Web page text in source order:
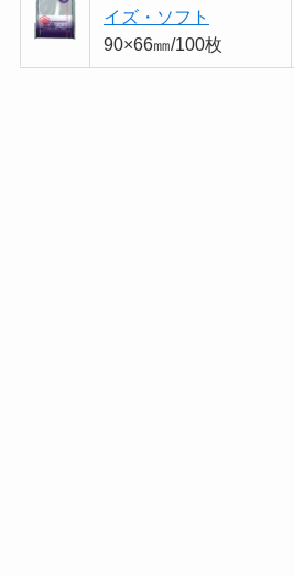
イズ・ソフト
90×66㎜/100枚